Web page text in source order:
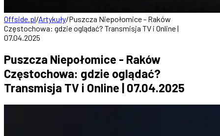
Offside.pl/Artykuły/Puszcza Niepołomice - Raków
Częstochowa: gdzie oglądać? Transmisja TV i Online |
07.04.2025
Puszcza Niepołomice - Raków
Częstochowa: gdzie oglądać?
Transmisja TV i Online | 07.04.2025